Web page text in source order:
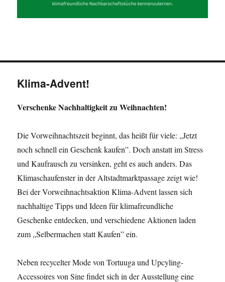
Klima-Advent!
Verschenke Nachhaltigkeit zu Weihnachten!
Die Vorweihnachtszeit beginnt, das heißt für viele: „Jetzt
noch schnell ein Geschenk kaufen”. Doch anstatt im Stress
und Kaufrausch zu versinken, geht es auch anders. Das
Klimaschaufenster in der Altstadtmarktpassage zeigt wie!
Bei der Vorweihnachtsaktion Klima-Advent lassen sich
nachhaltige Tipps und Ideen für klimafreundliche
Geschenke entdecken, und verschiedene Aktionen laden
zum „Selbermachen statt Kaufen” ein.
Neben recycelter Mode von Tortuuga und Upcyling-
Accessoires von Sine findet sich in der Ausstellung eine